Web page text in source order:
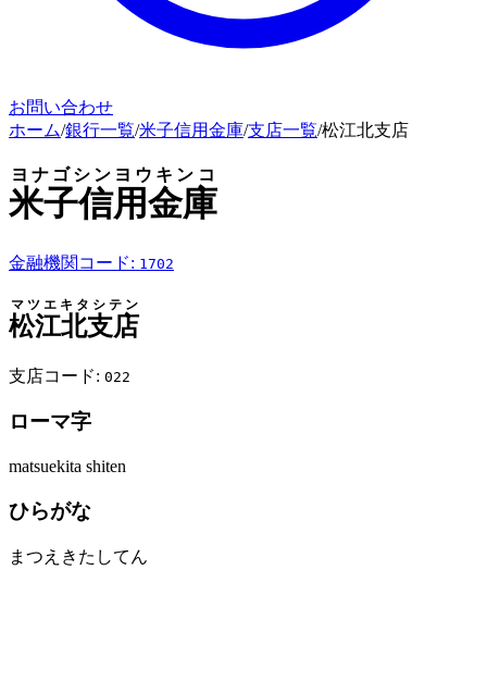
お問い合わせ
ホーム/銀行一覧/米子信用金庫/支店一覧/松江北支店
米子信用金庫
ヨナゴシンヨウキンコ
金融機関コード: 1702
松江北支店
マツエキタシテン
支店コード: 022
ローマ字
matsuekita shiten
ひらがな
まつえきたしてん